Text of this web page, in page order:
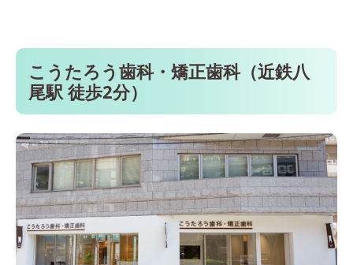
こうたろう歯科・矯正歯科（近鉄八
尾駅 徒歩2分）